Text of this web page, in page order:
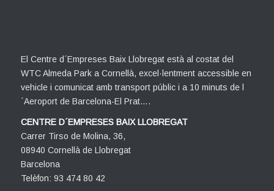
El Centre d´Empreses Baix Llobregat està al costat del
WTC Almeda Park a Cornellà, excel·lentment accessible en
vehicle i comunicat amb transport públic i a 10 minuts de l
´Aeroport de Barcelona-El Prat….
CENTRE D´EMPRESES BAIX LLOBREGAT
Carrer Tirso de Molina, 36,
08940 Cornellà de Llobregat
Barcelona
Telèfon: 93 474 80 42